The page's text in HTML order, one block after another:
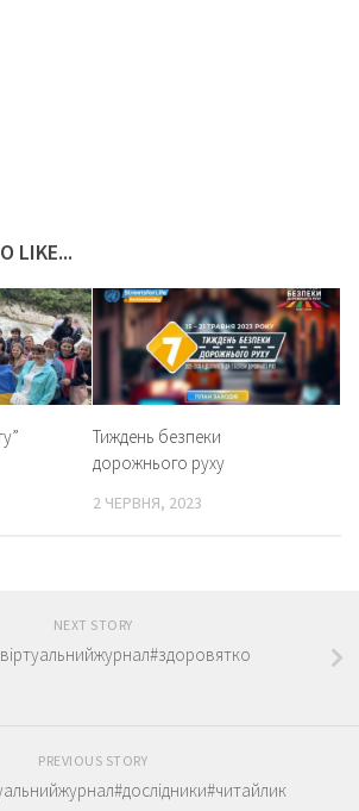
LIKE...
Тиждень безпеки
дорожнього руху
2 ЧЕРВНЯ, 2023
NEXT STORY
PREVIOUS STORY